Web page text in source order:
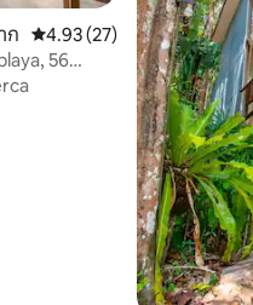
ก Calificación promedio:
4.93 (27)
56